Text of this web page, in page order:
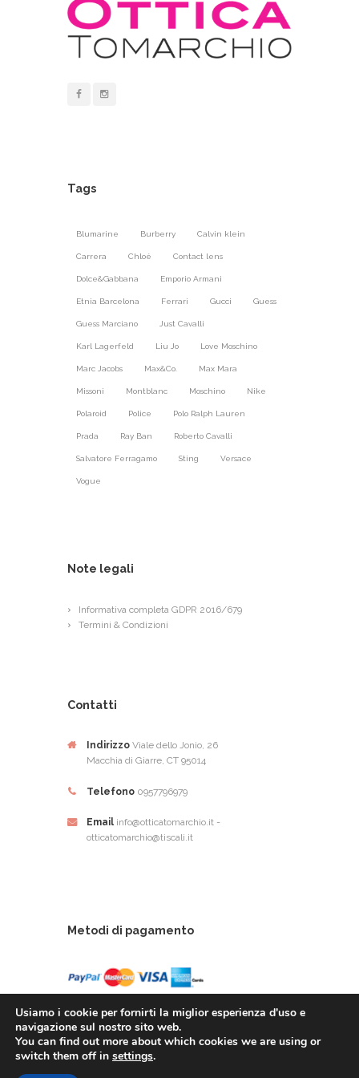
Tags
Blumarine Burberry Calvin klein
Carrera Chloé Contact lens
Dolce&Gabbana Emporio Armani
Etnia Barcelona Ferrari Gucci Guess
Guess Marciano Just Cavalli
Karl Lagerfeld Liu Jo Love Moschino
Marc Jacobs Max&Co. Max Mara
Missoni Montblanc Moschino Nike
Polaroid Police Polo Ralph Lauren
Prada Ray Ban Roberto Cavalli
Salvatore Ferragamo Sting Versace
Vogue
Note legali
Informativa completa GDPR 2016/679
Termini & Condizioni
Contatti
Indirizzo Viale dello Jonio, 26
Macchia di Giarre, CT 95014
Telefono 0957796979
Email info@otticatomarchio.it -
otticatomarchio@tiscali.it
Metodi di pagamento
Ottica Tomarchio di Tomachio Rosario Alfio - Via
Usiamo i cookie per fornirti la miglior esperienza d'uso e
navigazione sul nostro sito web.
You can find out more about which cookies we are using or
switch them off in settings.